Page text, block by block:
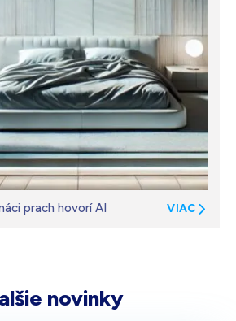
prach hovorí AI VIAC
novinky